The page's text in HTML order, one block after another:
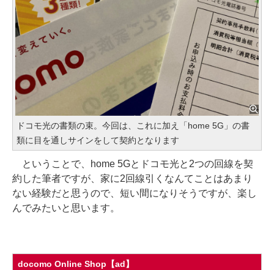
ドコモ光の書類の束。今回は、これに加え「home 5G」の書
類に目を通しサインをして契約となります
ということで、home 5Gとドコモ光と2つの回線を契
約した筆者ですが、家に2回線引くなんてことはあまり
ない経験だと思うので、短い間になりそうですが、楽し
んでみたいと思います。
docomo Online Shop【ad】